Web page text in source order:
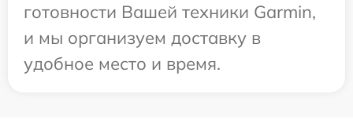
готовности Вашей техники Garmin,
и мы организуем доставку в
удобное место и время.